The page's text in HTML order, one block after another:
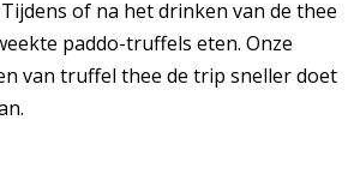
of na het drinken van de thee
paddo-truffels eten. Onze
van truffel thee de trip sneller doet